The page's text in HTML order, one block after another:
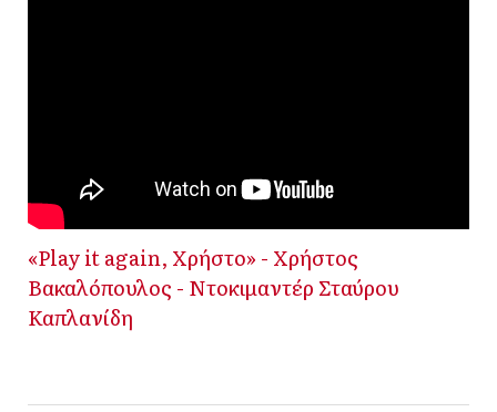
«Play it again, Χρήστο» - Χρήστος
Βακαλόπουλος - Ντοκιμαντέρ Σταύρου
Καπλανίδη